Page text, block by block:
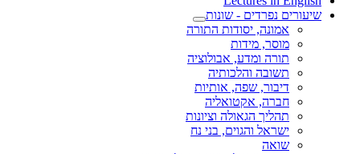
שיעורים נפרדים - שונות
אמונה, יסודות התורה
מוסר, מידות
תורה ומדע, אבולוציה
תשובה והלכותיה
דיבור, שפה, אותיות
חברה, אקטואליה
תהליך הגאולה וציונות
ישראל והגוים, בני נח
שואה